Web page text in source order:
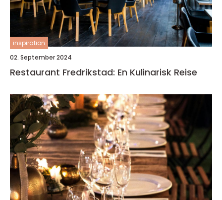
inspiration
02. September 2024
Restaurant Fredrikstad: En Kulinarisk Reise